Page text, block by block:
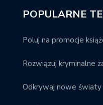
POPULARNE
Poluj na promocje
Rozwiązuj kryminalne
Odkrywaj nowe światy